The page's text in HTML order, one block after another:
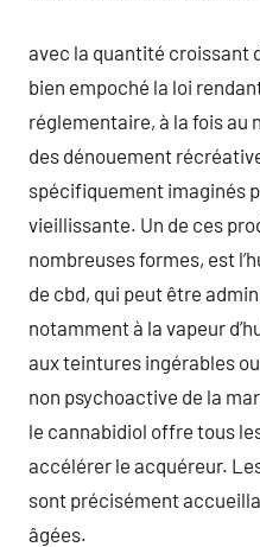
avec la quantité croissant
bien empoché la loi
réglementaire, à la fois au
des dénouement
spécifiquement imaginés
vieillissante. Un de ces
nombreuses formes, est
de cbd, qui peut être
notamment à la vapeur
aux teintures ingérables
non psychoactive de la
le cannabidiol offre tous
accélérer le acquéreur.
sont précisément
âgées.